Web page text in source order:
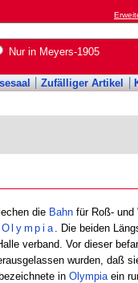
Nur in Meyers-1905
Zufälliger Artikel
die Bahnfür Roß- und
Olympia
. Die beiden
verband. Vor dieser
wurden, daß
in Olympiaein